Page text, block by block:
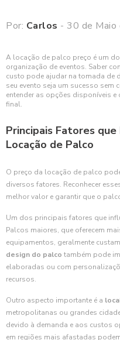
Por: Carlos - 30 de
A locação de palco preço é um
organização de eventos. Saber
custo pode ajudar na tomada de
seu evento seja um sucesso sem
entender as opções disponíveis
final.
Principais Fatores
Locação de Palco
O preço da locação de palco
diversos fatores. Reconhecer
melhor valor e garantir que o
Um dos principais fatores que
Palcos maiores, que oferecem
equipamentos, geralmente
design do palco também pode
elaboradas ou com
recursos.
Outro aspecto importante é a
metropolitanas ou grandes
devido à demanda e aos custos
em regiões mais afastadas